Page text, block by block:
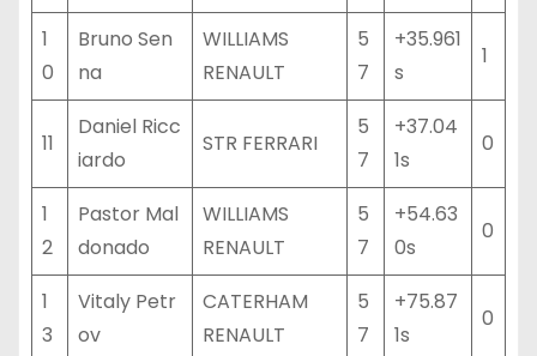
1
0
Bruno Sen
na
WILLIAMS
RENAULT
5
7
+35.961
s
1
11
Daniel Ricc
iardo
STR FERRARI
5
7
+37.04
1s
0
1
2
Pastor Mal
donado
WILLIAMS
RENAULT
5
7
+54.63
0s
0
1
3
Vitaly Petr
ov
CATERHAM
RENAULT
5
7
+75.87
1s
0